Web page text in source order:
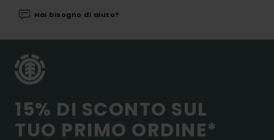
Hai bisogno di aiuto?
15% DI SCONTO SUL
TUO PRIMO ORDINE*